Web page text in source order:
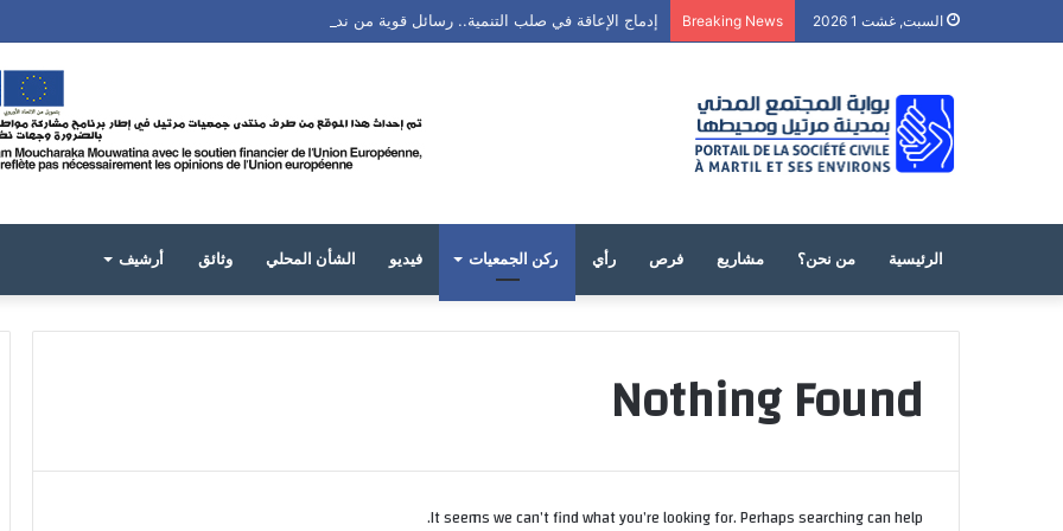
السبت, غشت 1 2026 Breaking News إدماج الإعاقة في صلب التنمية.. رسائل قوية من ندوة بتطوان
الرئيسية من نحن؟ مشاريع فرص رأي ركن الجمعيات فيديو الشأن المحلي وثائق أرشيف
Nothing Found
It seems we can’t find what you’re looking for. Perhaps searching can help.